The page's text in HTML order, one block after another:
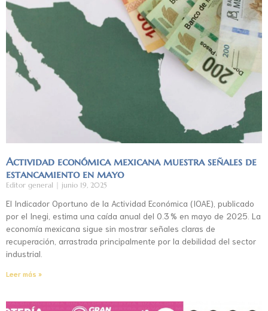
Actividad económica mexicana muestra señales de
estancamiento en mayo
Editor general junio 19, 2025
El Indicador Oportuno de la Actividad Económica (IOAE), publicado
por el Inegi, estima una caída anual del 0.3 % en mayo de 2025. La
economía mexicana sigue sin mostrar señales claras de
recuperación, arrastrada principalmente por la debilidad del sector
industrial.
Leer más »